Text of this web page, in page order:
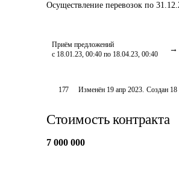
Осуществление перевозок по
Приём предложений
с 18.01.23, 00:40 по 18.04.23, 00:40
177 Изменён 19 апр 2023. Создан 18
Стоимость контракта
7 000 000